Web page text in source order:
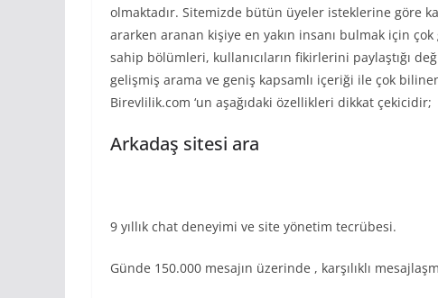
olmaktadır. Sitemizde bütün üyeler isteklerine göre
ararken aranan kişiye en yakın insanı bulmak için
sahip bölümleri, kullanıcıların fikirlerini paylaştığı
gelişmiş arama ve geniş kapsamlı içeriği ile çok
Birevlilik.com ‘un aşağıdaki özellikleri dikkat çekicidir;
Arkadaş sitesi ara
9 yıllık chat deneyimi ve site yönetim tecrübesi.
Günde 150.000 mesajın üzerinde , karşılıklı